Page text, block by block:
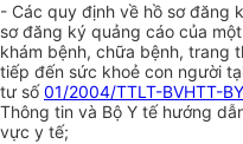
- Các quy định về hồ sơ đăng
sơ đăng ký quảng cáo của
khám bệnh, chữa bệnh, trang
tiếp đến sức khoẻ con người
tư số01/2004/TTLT-BVHTT-
Thông tin và Bộ Y tế hướng
vực y tế;